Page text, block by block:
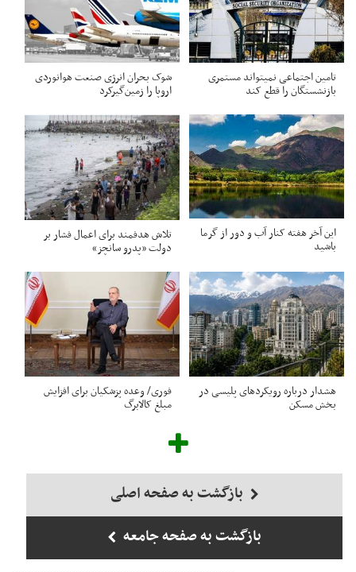
تامین اجتماعی نمیتواند مستمری
بازنشستگان را قطع کند
شوک بحران انرژی صنعت هوانوردی
اروپا را زمین‌گیر‌کرد
این آخر هفته کنار آب و دور از گرما
باشید
تلاش هدفمند برای اعمال فشار بر
دولت «پدرو سانچز»
هشدار درباره رویکردهای پلیسی در
بخش مسکن
فوری/ وعده پزشکیان برای افزایش
مبلغ کالابرگ
بازگشت به صفحه اصلی
بازگشت به صفحه جامعه